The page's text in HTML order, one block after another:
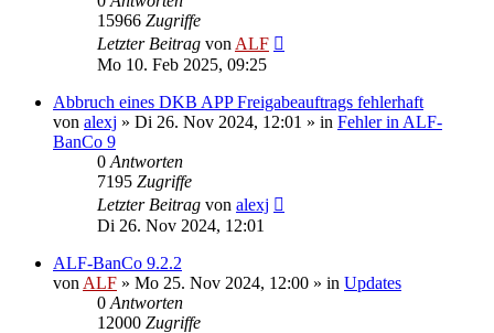
15966 Zugriffe
Letzter Beitrag von ALF
Mo 10. Feb 2025, 09:25
Abbruch eines DKB APP Freigabeauftrags fehlerhaft
von alexj » Di 26. Nov 2024, 12:01 » in Fehler in ALF-
BanCo 9
0 Antworten
7195 Zugriffe
Letzter Beitrag von alexj
Di 26. Nov 2024, 12:01
ALF-BanCo 9.2.2
von ALF » Mo 25. Nov 2024, 12:00 » in Updates
0 Antworten
12000 Zugriffe